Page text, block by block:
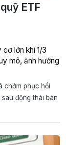
ETF
lớn khi 1/3
mô, ảnh hưởng
chớm phục hồi
động thái bán